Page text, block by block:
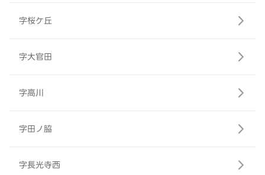
字桜ケ丘
字大官田
字高川
字田ノ脇
字長光寺西